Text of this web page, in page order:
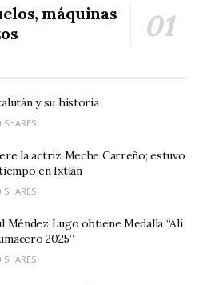
del Río.
máquinas
y su historia
SHARES
la actriz Meche Carreño; estuvo
en Ixtlán
SHARES
Méndez Lugo obtiene Medalla “Alí
2025”
SHARES